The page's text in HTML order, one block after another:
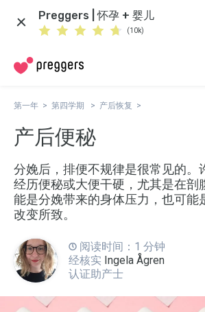
Preggers | 怀孕 + 婴儿
(10k)
第一年 第四学期 产后恢复
产后便秘
分娩后，排便不规律是很常见的。
经历便秘或大便干硬，尤其是在剖
能是分娩带来的身体压力，也可能
改变所致。
阅读时间：1 分钟
经核实 Ingela Ågren
认证助产士